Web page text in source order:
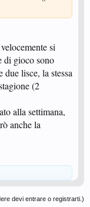
si
di gioco sono
lisce, la stessa
(2
alla settimana,
anche la
devi entrare o registrarti.)